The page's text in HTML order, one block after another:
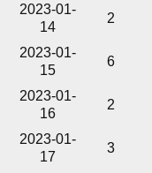
2023-01-
14
2
2023-01-
15
6
2023-01-
16
2
2023-01-
17
3